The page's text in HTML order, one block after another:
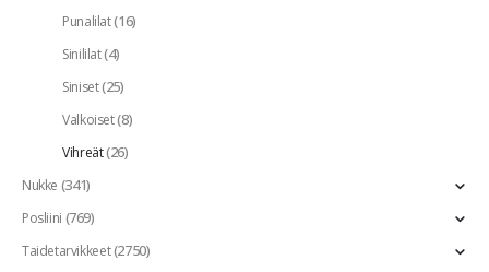
Punalilat(16)
Sinililat(4)
Siniset(25)
Valkoiset(8)
Vihreät(26)
Nukke (341)
Posliini (769)
Taidetarvikkeet(2750)